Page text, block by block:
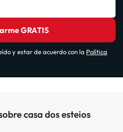
GRATIS
y estar de acuerdo con la Política
casa dos esteios